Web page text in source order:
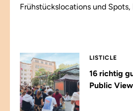
Frühstückslocations und Spots,
LISTICLE
16 richtig
Public